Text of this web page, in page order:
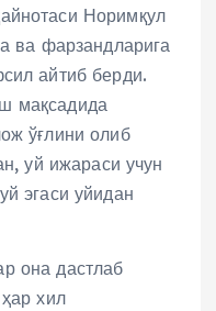
Норимқул
ва фарзандларига
айтиб берди.
мақсадида
ўғлини олиб
уй ижараси учун
эгаси уйидан
она дастлаб
хил